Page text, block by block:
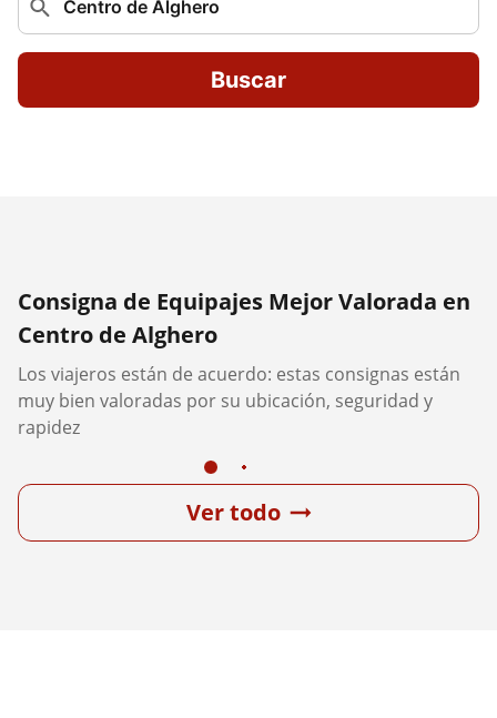
Buscar
Consigna de Equipajes Mejor Valorada en
Centro de Alghero
Los viajeros están de acuerdo: estas consignas están
muy bien valoradas por su ubicación, seguridad y
rapidez
Ver todo